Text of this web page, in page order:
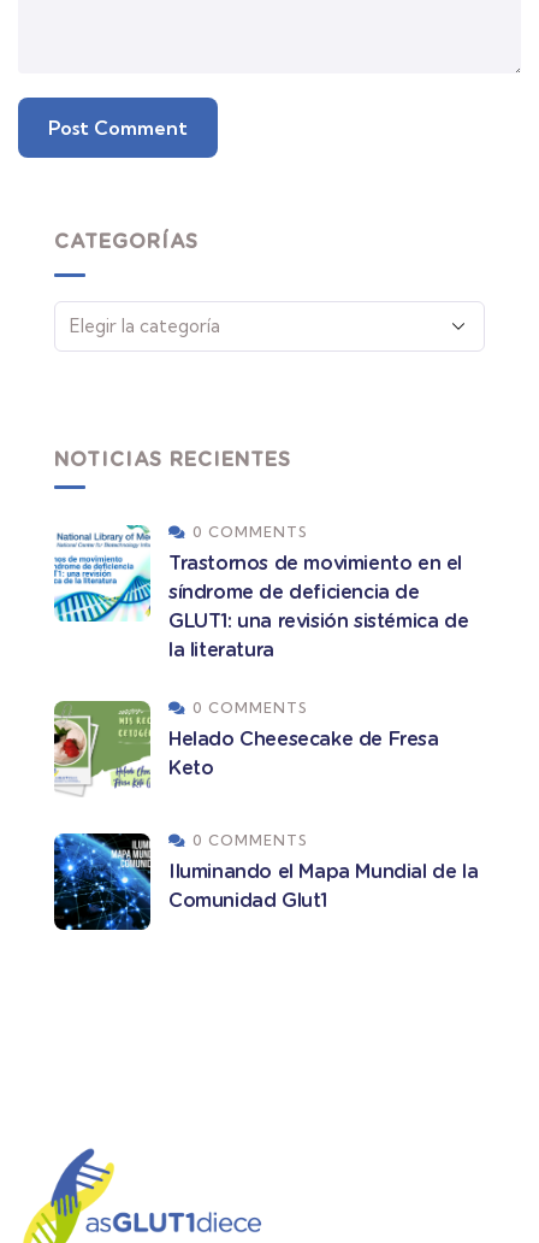
CATEGORÍAS
NOTICIAS RECIENTES
0 COMMENTS
Trastornos de movimiento en el
síndrome de deficiencia de
GLUT1: una revisión sistémica de
la literatura
0 COMMENTS
Helado Cheesecake de Fresa
Keto
0 COMMENTS
Iluminando el Mapa Mundial de la
Comunidad Glut1